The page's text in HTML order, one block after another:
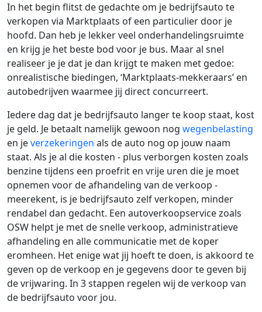
In het begin flitst de gedachte om je bedrijfsauto te
verkopen via Marktplaats of een particulier door je
hoofd. Dan heb je lekker veel onderhandelingsruimte
en krijg je het beste bod voor je bus. Maar al snel
realiseer je je dat je dan krijgt te maken met gedoe:
onrealistische biedingen, ‘Marktplaats-mekkeraars’ en
autobedrijven waarmee jij direct concurreert.
Iedere dag dat je bedrijfsauto langer te koop staat, kost
je geld. Je betaalt namelijk gewoon nog wegenbelasting
en jeverzekeringen als de auto nog op jouw naam
staat. Als je al die kosten - plus verborgen kosten zoals
benzine tijdens een proefrit en vrije uren die je moet
opnemen voor de afhandeling van de verkoop -
meerekent, is je bedrijfsauto zelf verkopen, minder
rendabel dan gedacht. Een autoverkoopservice zoals
OSW helpt je met de snelle verkoop, administratieve
afhandeling en alle communicatie met de koper
eromheen. Het enige wat jij hoeft te doen, is akkoord te
geven op de verkoop en je gegevens door te geven bij
de vrijwaring. In 3 stappen regelen wij de verkoop van
de bedrijfsauto voor jou.